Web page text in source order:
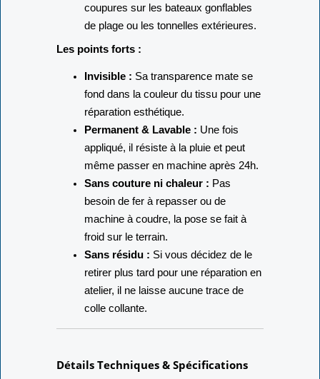
coupures sur les bateaux gonflables
de plage ou les tonnelles extérieures.
Les points forts :
Invisible : Sa transparence mate se
fond dans la couleur du tissu pour une
réparation esthétique.
Permanent & Lavable : Une fois
appliqué, il résiste à la pluie et peut
même passer en machine après 24h.
Sans couture ni chaleur : Pas
besoin de fer à repasser ou de
machine à coudre, la pose se fait à
froid sur le terrain.
Sans résidu : Si vous décidez de le
retirer plus tard pour une réparation en
atelier, il ne laisse aucune trace de
colle collante.
Détails Techniques & Spécifications